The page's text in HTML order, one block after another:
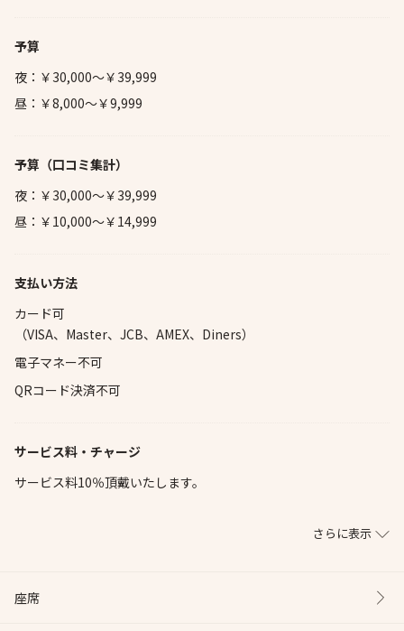
予算
夜：￥30,000～￥39,999
昼：￥8,000～￥9,999
予算 （口コミ集計）
夜：￥30,000～￥39,999
昼：￥10,000～￥14,999
支払い方法
カード可
（VISA、Master、JCB、AMEX、Diners）
電子マネー不可
QRコード決済不可
サービス料・チャージ
サービス料10％頂戴いたします。
さらに表示
座席